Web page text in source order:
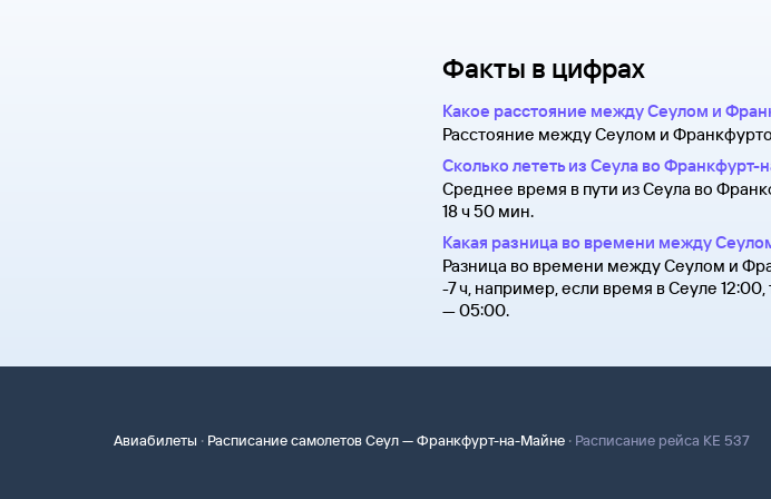
Туту.ру высылает маршрутную квитанцию по электронной почте. Советуем
распечатать ее и взять с собой в аэропорт. Она может пригодиться
на паспортном контроле за границей, хотя для посадки в самолет вам
В письме, которое вы получите после заказа, будут контакты агентства-
партнера, через которое оформлен билет. Вы можете связаться с ним
Факты в цифрах
Какое расстояние между Сеулом и
Расстояние между Сеулом и
Сколько лететь из Сеула во Франкфурт-
Среднее время в пути из Сеула во
18 ч 50 мин.
Какая разница во времени между
Разница во времени между Сеулом и
-7 ч, например, если время в Сеуле
— 05:00.
Авиабилеты · Расписание самолетов Сеул — Франкфурт-на-Майне · Расписание рейса KE 537